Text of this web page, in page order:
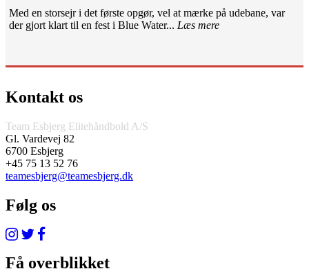
Med en storsejr i det første opgør, vel at mærke på udebane, var
der gjort klart til en fest i Blue Water... Læs mere
Kontakt os
Team Esbjerg Elitehåndbold A/S
Gl. Vardevej 82
6700 Esbjerg
+45 75 13 52 76
teamesbjerg@teamesbjerg.dk
Følg os
Få overblikket